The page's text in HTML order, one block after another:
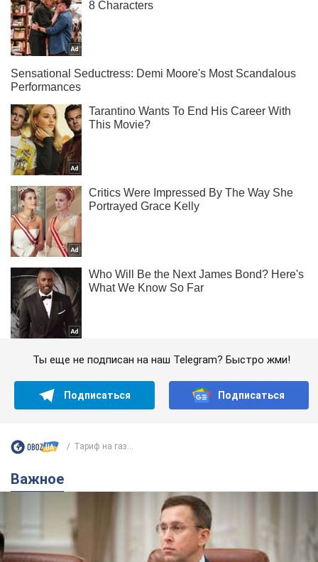
Ты еще не подписан на наш Telegram? Быстро жми!
Подписаться Подписаться
Тариф на газ...
Важное